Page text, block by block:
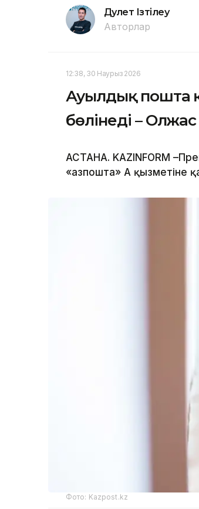
Дәулет Ізтілеу
Авторлар
12:38, 30 Наурыз 2026
Ауылдық пошта
бөлінеді –
АСТАНА. KAZINFORM
«Қазпошта» АҚ
Фото: Kazpost.kz